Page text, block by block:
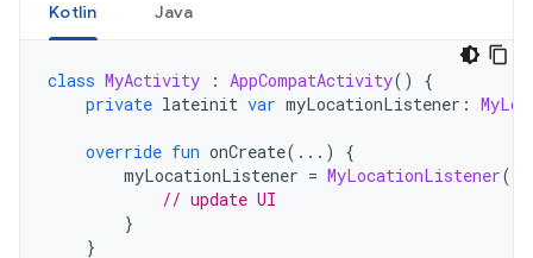
Kotlin Java
class MyActivity : AppCompatActivity()
{
private lateinit var myLocationListener :
override fun onCreate(...)
{
myLocationListener = MyLocationListener(
// update UI
}
}